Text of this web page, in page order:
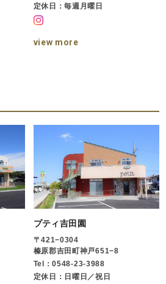
定休日：毎週月曜日
view more
プティ吉田園
〒421−0304
榛原郡吉田町神戸651−8
Tel：0548-23-3988
定休日：日曜日／祝日